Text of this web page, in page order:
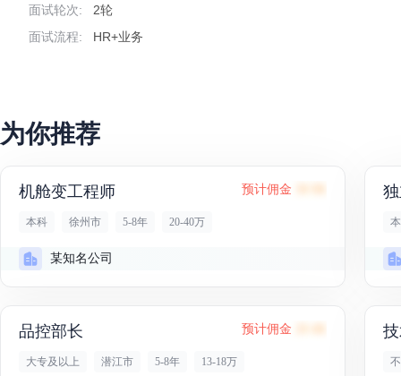
面试轮次:
2轮
面试流程:
HR+业务
为你推荐
机舱变工程师 预计佣金
本科 徐州市 5-8年 20-40万
某知名公司
品控部长 预计佣金
大专及以上 潜江市 5-8年 13-18万